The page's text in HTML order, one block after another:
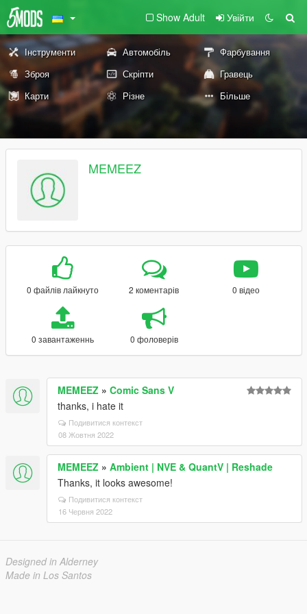
Show Adult Увійти
Інструменти Автомобіль
Фарбування
Зброя
Скріпти
Гравець
Карти
Різне Більше
MEMEEZ
0 файлів лайкнуто 2 коментарів 0 відео
0 завантаженнь 0 фоловерів
MEMEEZ » Comic Sans V
thanks, i hate it
Подивитися контекст
08 Жовтня 2022
MEMEEZ » Ambient | NVE & QuantV | Reshade
Thanks, it looks awesome!
Подивитися контекст
16 Червня 2022
Designed in Alderney
Made in Los Santos